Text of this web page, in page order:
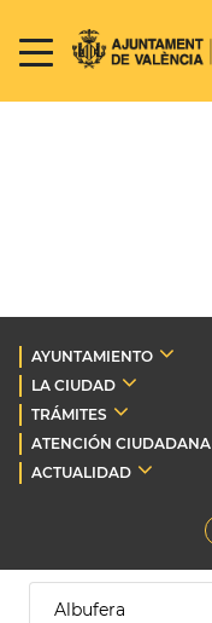
AYUNTAMIENTO
LA CIUDAD
TRÁMITES
ATENCIÓN CIUDADANA
ACTUALIDAD
Albufera